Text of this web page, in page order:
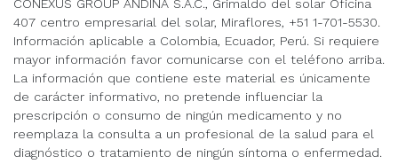
CONEXUS GROUP ANDINA S.A.C., Grimaldo del solar Oficina
407 centro empresarial del solar, Miraflores, +51 1-701-5530.
Información aplicable a Colombia, Ecuador, Perú. Si requiere
mayor información favor comunicarse con el teléfono arriba.
La información que contiene este material es únicamente
de carácter informativo, no pretende influenciar la
prescripción o consumo de ningún medicamento y no
reemplaza la consulta a un profesional de la salud para el
diagnóstico o tratamiento de ningún síntoma o enfermedad.